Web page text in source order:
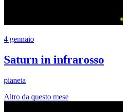
4 gennaio
Saturn in infrarosso
pianeta
Altro da questo mese